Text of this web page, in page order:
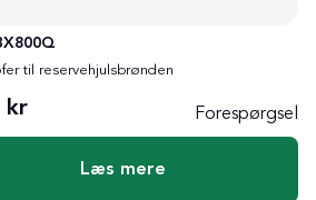
til reservehjulsbrønden
kr Forespørgsel
Læs mere